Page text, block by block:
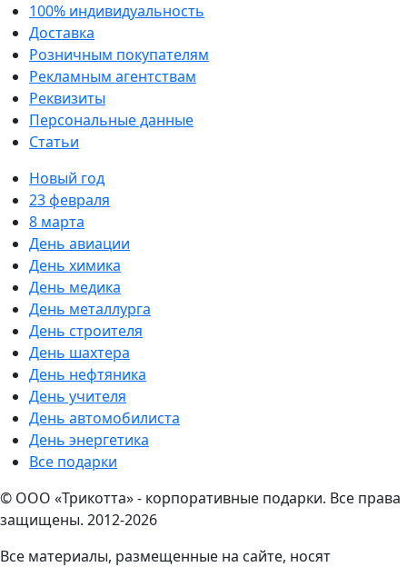
100% индивидуальность
Доставка
Розничным покупателям
Рекламным агентствам
Реквизиты
Персональные данные
Статьи
Новый год
23 февраля
8 марта
День авиации
День химика
День медика
День металлурга
День строителя
День шахтера
День нефтяника
День учителя
День автомобилиста
День энергетика
Все подарки
© ООО «Трикотта» - корпоративные подарки. Все права
защищены. 2012-2026
Все материалы, размещенные на сайте, носят